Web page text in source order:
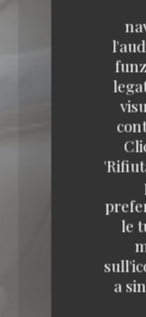
le
a
88